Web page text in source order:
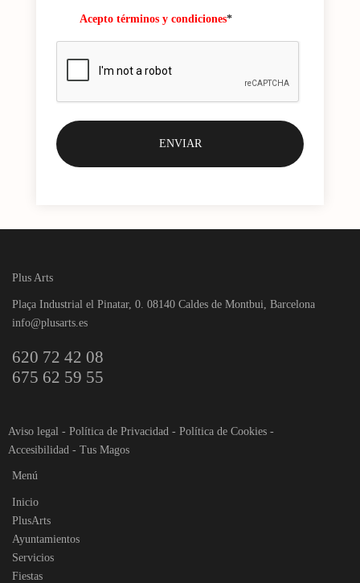
Acepto términos y condiciones*
Plus Arts
Plaça Industrial el Pinatar, 0. 08140 Caldes de Montbui, Barcelona
info@plusarts.es
620 72 42 08
675 62 59 55
Aviso legal - Política de Privacidad - Política de Cookies -
Accesibilidad - Tus Magos
Menú
Inicio
PlusArts
Ayuntamientos
Servicios
Fiestas